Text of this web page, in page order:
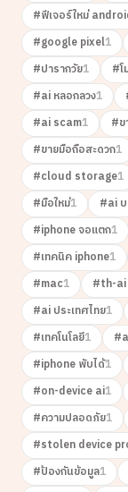
#ฟีเจอร์ใหม่
#google pixel1
#ปารากวัย1 #
#ai หลอกลวง1
#ai scam1 #
#ขายมือถือสะดวก1
#cloud storage1
#มือใหม่1 #ai
#iphone จอแตก1
#เทคนิค iphone1
#mac1 #th-
#ai ประเทศไทย1
#เทคโนโลยี1 #
#iphone พับได้1
#on-device ai1
#ความปลอดภัย1
#stolen device
#ป้องกันข้อมูล1